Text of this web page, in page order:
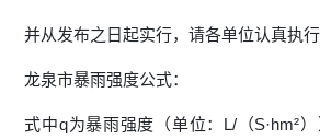
并从发布之日起实行，请各单位认真执行
龙泉市暴雨强度公式：
式中q为暴雨强度（单位：L/（S·hm²